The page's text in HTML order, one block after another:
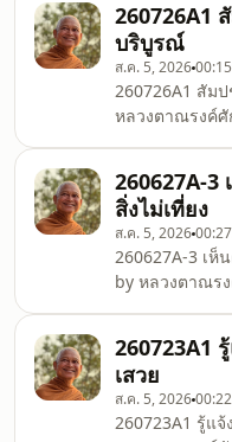
260726A1
บริบูรณ์
ส.ค. 5, 2026
260726A1 สั
หลวงตาณรงค์
260627A-3
สิ่งไม่เที่ยง
ส.ค. 5, 2026
260627A-3 เห็
by หลวงตาณร
260723A1
เสวย
ส.ค. 5, 2026
260723A1 รู้แจ้